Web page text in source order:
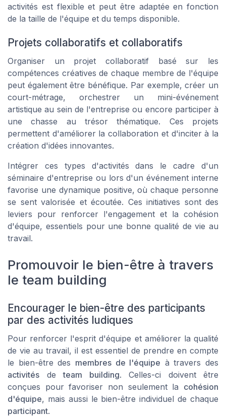
activités est flexible et peut être adaptée en fonction
de la taille de l'équipe et du temps disponible.
Projets collaboratifs et collaboratifs
Organiser un projet collaboratif basé sur les
compétences créatives de chaque membre de l'équipe
peut également être bénéfique. Par exemple, créer un
court-métrage, orchestrer un mini-événement
artistique au sein de l'entreprise ou encore participer à
une chasse au trésor thématique. Ces projets
permettent d'améliorer la collaboration et d'inciter à la
création d'idées innovantes.
Intégrer ces types d'activités dans le cadre d'un
séminaire d'entreprise ou lors d'un événement interne
favorise une dynamique positive, où chaque personne
se sent valorisée et écoutée. Ces initiatives sont des
leviers pour renforcer l'engagement et la cohésion
d'équipe, essentiels pour une bonne qualité de vie au
travail.
Promouvoir le bien-être à travers
le team building
Encourager le bien-être des participants
par des activités ludiques
Pour renforcer l'esprit d'équipe et améliorer la qualité
de vie au travail, il est essentiel de prendre en compte
le bien-être des membres de l'équipe à travers des
activités deteam building. Celles-ci doivent être
conçues pour favoriser non seulement la cohésion
d'équipe, mais aussi le bien-être individuel de chaque
participant.